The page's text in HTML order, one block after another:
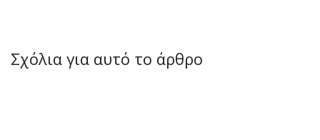
Σχόλια για αυτό το άρθρο